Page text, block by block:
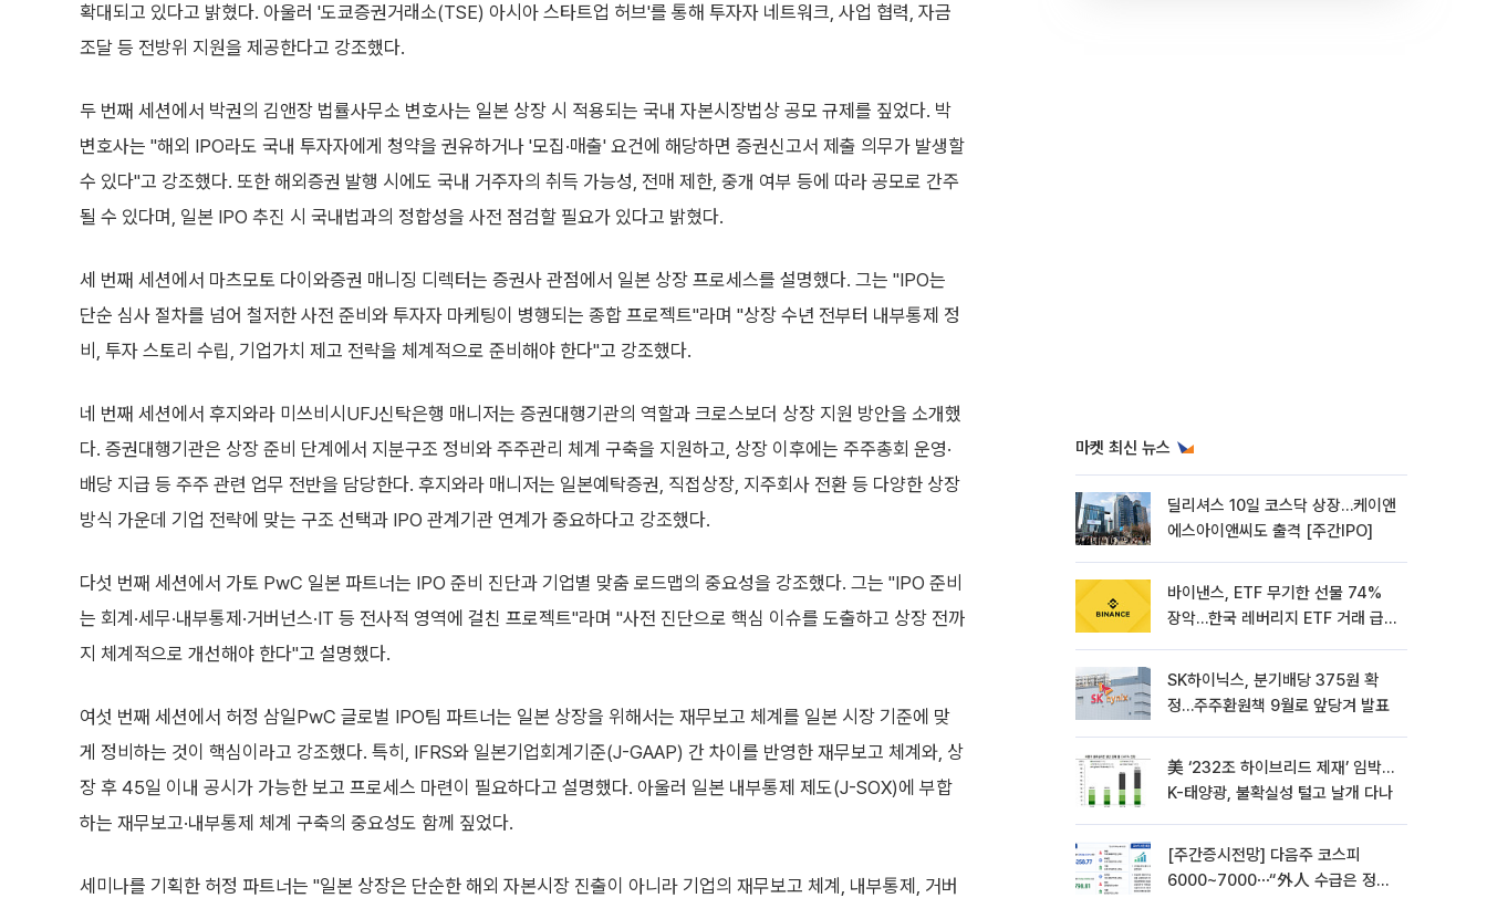
확대되고 있다고 밝혔다. 아울러 '도쿄증권거래소(TSE) 아시아 스타트업 허브'를 통해 투자자 네트워크, 사업 협력, 자금
조달 등 전방위 지원을 제공한다고 강조했다.
두 번째 세션에서 박권의 김앤장 법률사무소 변호사는 일본 상장 시 적용되는 국내 자본시장법상 공모 규제를 짚었다. 박
변호사는 "해외 IPO라도 국내 투자자에게 청약을 권유하거나 '모집·매출' 요건에 해당하면 증권신고서 제출 의무가 발생할
수 있다"고 강조했다. 또한 해외증권 발행 시에도 국내 거주자의 취득 가능성, 전매 제한, 중개 여부 등에 따라 공모로 간주
될 수 있다며, 일본 IPO 추진 시 국내법과의 정합성을 사전 점검할 필요가 있다고 밝혔다.
세 번째 세션에서 마츠모토 다이와증권 매니징 디렉터는 증권사 관점에서 일본 상장 프로세스를 설명했다. 그는 "IPO는
단순 심사 절차를 넘어 철저한 사전 준비와 투자자 마케팅이 병행되는 종합 프로젝트"라며 "상장 수년 전부터 내부통제 정
비, 투자 스토리 수립, 기업가치 제고 전략을 체계적으로 준비해야 한다"고 강조했다.
네 번째 세션에서 후지와라 미쓰비시UFJ신탁은행 매니저는 증권대행기관의 역할과 크로스보더 상장 지원 방안을 소개했
다. 증권대행기관은 상장 준비 단계에서 지분구조 정비와 주주관리 체계 구축을 지원하고, 상장 이후에는 주주총회 운영·
배당 지급 등 주주 관련 업무 전반을 담당한다. 후지와라 매니저는 일본예탁증권, 직접상장, 지주회사 전환 등 다양한 상장
방식 가운데 기업 전략에 맞는 구조 선택과 IPO 관계기관 연계가 중요하다고 강조했다.
다섯 번째 세션에서 가토 PwC 일본 파트너는 IPO 준비 진단과 기업별 맞춤 로드맵의 중요성을 강조했다. 그는 "IPO 준비
는 회계·세무·내부통제·거버넌스·IT 등 전사적 영역에 걸친 프로젝트"라며 "사전 진단으로 핵심 이슈를 도출하고 상장 전까
지 체계적으로 개선해야 한다"고 설명했다.
여섯 번째 세션에서 허정 삼일PwC 글로벌 IPO팀 파트너는 일본 상장을 위해서는 재무보고 체계를 일본 시장 기준에 맞
게 정비하는 것이 핵심이라고 강조했다. 특히, IFRS와 일본기업회계기준(J-GAAP) 간 차이를 반영한 재무보고 체계와, 상
장 후 45일 이내 공시가 가능한 보고 프로세스 마련이 필요하다고 설명했다. 아울러 일본 내부통제 제도(J-SOX)에 부합
하는 재무보고·내부통제 체계 구축의 중요성도 함께 짚었다.
세미나를 기획한 허정 파트너는 "일본 상장은 단순한 해외 자본시장 진출이 아니라 기업의 재무보고 체계, 내부통제, 거버
마켓 최신 뉴스
딜리셔스 10일 코스닥 상장…케이앤
에스아이앤씨도 출격 [주간IPO]
바이낸스, ETF 무기한 선물 74%
장악…한국 레버리지 ETF 거래 급
SK하이닉스, 분기배당 375원 확
정…주주환원책 9월로 앞당겨 발표
美 ‘232조 하이브리드 제재’ 임박…
K-태양광, 불확실성 털고 날개 다나
[주간증시전망] 다음주 코스피
6000~7000⋯“外人 수급은 정책